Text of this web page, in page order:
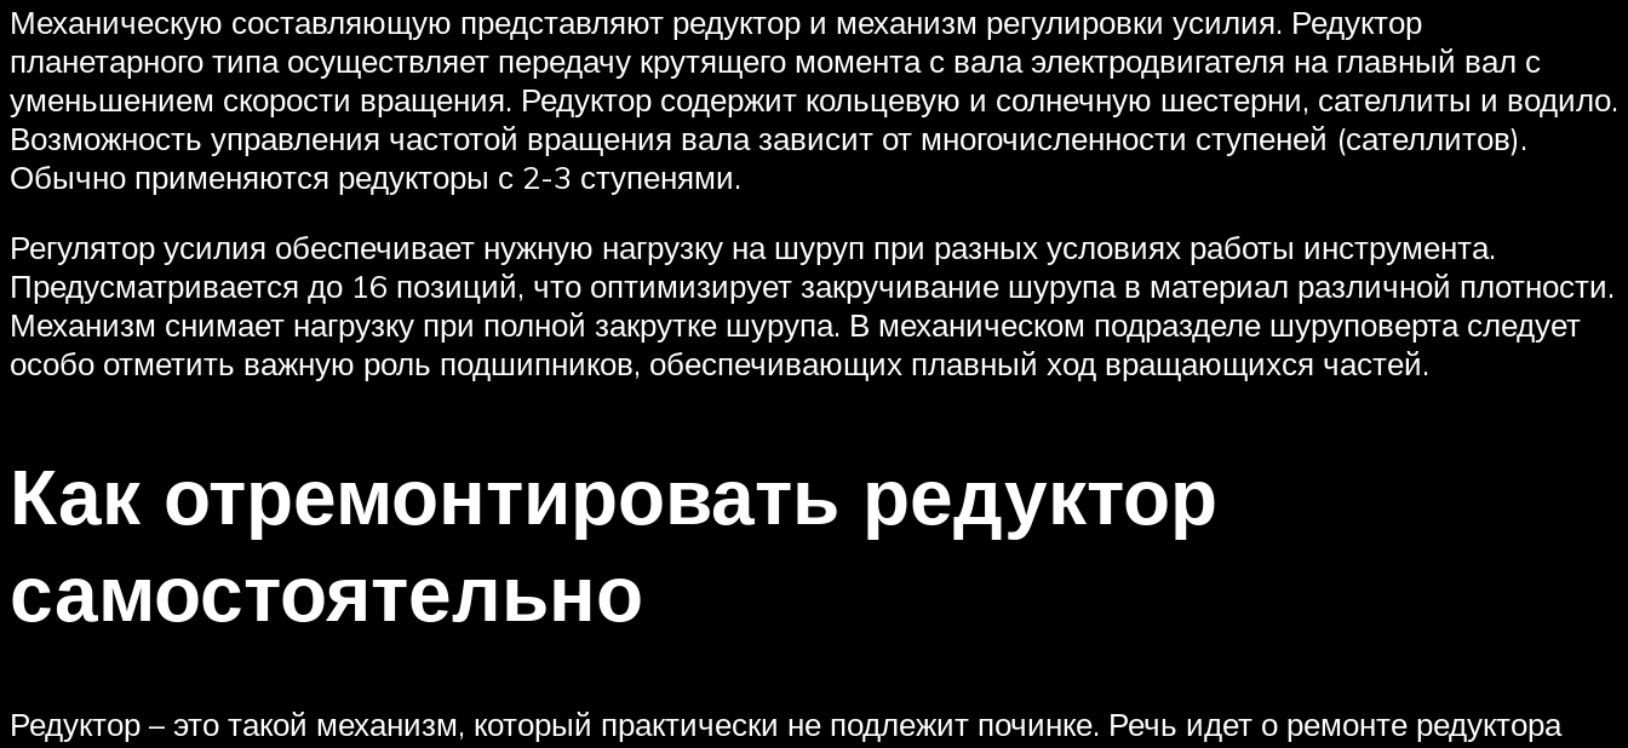
Механическую составляющую представляют редуктор и механизм регулировки усилия. Редуктор
планетарного типа осуществляет передачу крутящего момента с вала электродвигателя на главный вал с
уменьшением скорости вращения. Редуктор содержит кольцевую и солнечную шестерни, сателлиты и водило.
Возможность управления частотой вращения вала зависит от многочисленности ступеней (сателлитов).
Обычно применяются редукторы с 2-3 ступенями.
Регулятор усилия обеспечивает нужную нагрузку на шуруп при разных условиях работы инструмента.
Предусматривается до 16 позиций, что оптимизирует закручивание шурупа в материал различной плотности.
Механизм снимает нагрузку при полной закрутке шурупа. В механическом подразделе шуруповерта следует
особо отметить важную роль подшипников, обеспечивающих плавный ход вращающихся частей.
Как отремонтировать редуктор
самостоятельно
Редуктор – это такой механизм, который практически не подлежит починке. Речь идет о ремонте редуктора